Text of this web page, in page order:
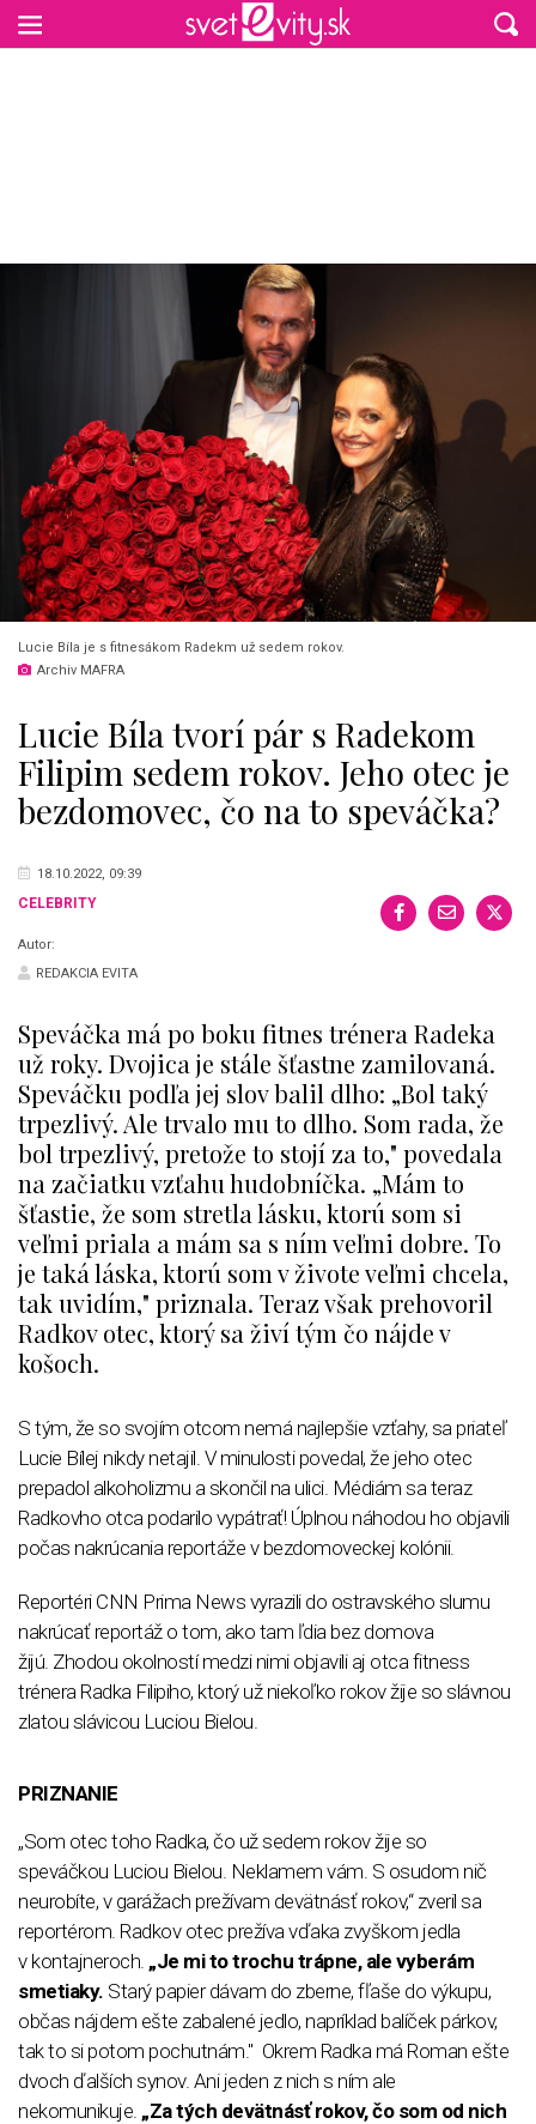
Lucie Bíla je s fitnesákom Radekm už sedem rokov.
Archiv MAFRA
Lucie Bíla tvorí pár s Radekom
Filipim sedem rokov. Jeho otec je
bezdomovec, čo na to speváčka?
18.10.2022, 09:39
CELEBRITY
Autor:
REDAKCIA EVITA
Speváčka má po boku fitnes trénera Radeka
už roky. Dvojica je stále šťastne zamilovaná.
Speváčku podľa jej slov balil dlho: „Bol taký
trpezlivý. Ale trvalo mu to dlho. Som rada, že
bol trpezlivý, pretože to stojí za to," povedala
na začiatku vzťahu hudobníčka. „Mám to
šťastie, že som stretla lásku, ktorú som si
veľmi priala a mám sa s ním veľmi dobre. To
je taká láska, ktorú som v živote veľmi chcela,
tak uvidím," priznala. Teraz však prehovoril
Radkov otec, ktorý sa živí tým čo nájde v
košoch.
S tým, že so svojím otcom nemá najlepšie vzťahy, sa priateľ
Lucie Bílej nikdy netajil. V minulosti povedal, že jeho otec
prepadol alkoholizmu a skončil na ulici. Médiám sa teraz
Radkovho otca podarilo vypátrať! Úplnou náhodou ho objavili
počas nakrúcania reportáže v bezdomoveckej kolónii.
Reportéri CNN Prima News vyrazili do ostravského slumu
nakrúcať reportáž o tom, ako tam ľdia bez domova
žijú. Zhodou okolností medzi nimi objavili aj otca fitness
trénera Radka Filipiho, ktorý už niekoľko rokov žije so slávnou
zlatou slávicou Luciou Bielou.
PRIZNANIE
„Som otec toho Radka, čo už sedem rokov žije so
speváčkou Luciou Bielou. Neklamem vám. S osudom nič
neurobíte, v garážach prežívam devätnásť rokov,“ zveril sa
reportérom. Radkov otec prežíva vďaka zvyškom jedla
v kontajneroch. „Je mi to trochu trápne, ale vyberám
smetiaky. Starý papier dávam do zberne, fľaše do výkupu,
občas nájdem ešte zabalené jedlo, napríklad balíček párkov,
tak to si potom pochutnám." Okrem Radka má Roman ešte
dvoch ďalších synov. Ani jeden z nich s ním ale
nekomunikuje. „Za tých devätnásť rokov, čo som od nich